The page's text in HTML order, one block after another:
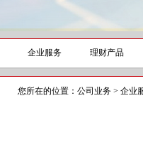
企业服务 理财产品
您所在的位置： 公司业务 > 企业